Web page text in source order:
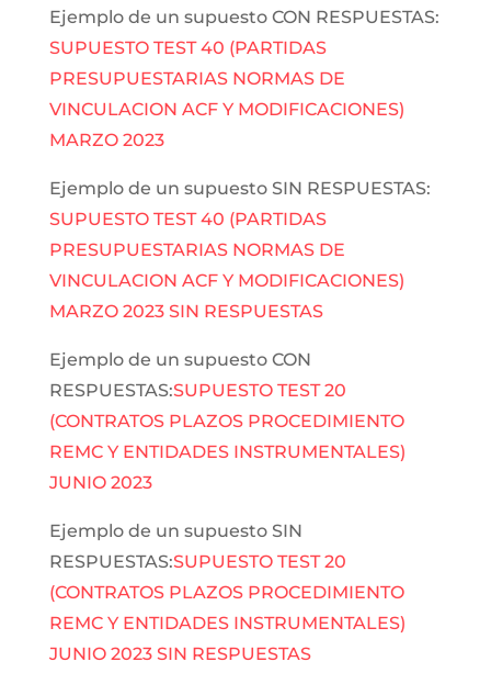
Ejemplo de un supuesto CON RESPUESTAS:
SUPUESTO TEST 40 (PARTIDAS
PRESUPUESTARIAS NORMAS DE
VINCULACION ACF Y MODIFICACIONES)
MARZO 2023
Ejemplo de un supuesto SIN RESPUESTAS:
SUPUESTO TEST 40 (PARTIDAS
PRESUPUESTARIAS NORMAS DE
VINCULACION ACF Y MODIFICACIONES)
MARZO 2023 SIN RESPUESTAS
Ejemplo de un supuesto CON
RESPUESTAS:SUPUESTO TEST 20
(CONTRATOS PLAZOS PROCEDIMIENTO
REMC Y ENTIDADES INSTRUMENTALES)
JUNIO 2023
Ejemplo de un supuesto SIN
RESPUESTAS:SUPUESTO TEST 20
(CONTRATOS PLAZOS PROCEDIMIENTO
REMC Y ENTIDADES INSTRUMENTALES)
JUNIO 2023 SIN RESPUESTAS